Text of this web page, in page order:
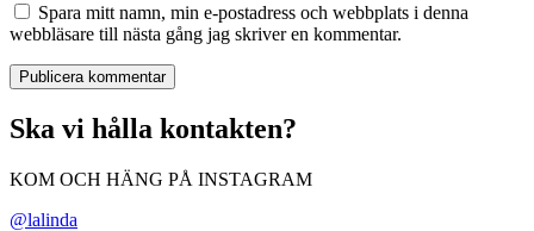
Spara mitt namn, min e-postadress och webbplats i denna
webbläsare till nästa gång jag skriver en kommentar.
Ska vi hålla kontakten?
KOM OCH HÄNG PÅ INSTAGRAM
@lalinda